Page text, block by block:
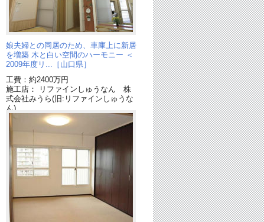
娘夫婦との同居のため、車庫上に新居
を増築 木と白い空間のハーモニー ＜
2009年度リ...［山口県］
工費：約2400万円
施工店： リファインしゅうなん 株
式会社みうら(旧:リファインしゅうな
ん)